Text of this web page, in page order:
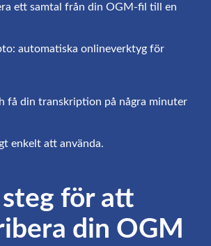
ett samtal från din OGM-fil till en
automatiska onlineverktyg för
få din transkription på några minuter
enkelt att använda.
steg för att
din OGM